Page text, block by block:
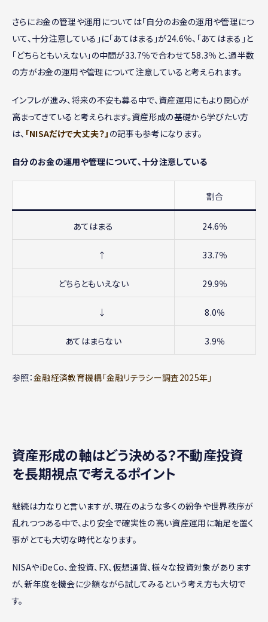
さらにお金の管理や運用については「自分のお金の運用や管理につ
いて、十分注意している」に「あてはまる」が24.6％、「あてはまる」と
「どちらともいえない」の中間が33.7％で合わせて58.3％と、過半数
の方がお金の運用や管理について注意していると考えられます。
インフレが進み、将来の不安も募る中で、資産運用にもより関心が
高まってきていると考えられます。資産形成の基礎から学びたい方
は、 「NISAだけで大丈夫？」 の記事も参考になります。
自分のお金の運用や管理について、十分注意している
割合
あてはまる 24.6％
↑ 33.7％
どちらともいえない 29.9％
↓ 8.0％
あてはまらない 3.9％
参照：金融経済教育機構「金融リテラシー調査2025年」
資産形成の軸はどう決める？不動産投資
を長期視点で考えるポイント
継続は力なりと言いますが、現在のような多くの紛争や世界秩序が
乱れつつある中で、より安全で確実性の高い資産運用に軸足を置く
事がとても大切な時代となります。
NISAやiDeCo、金投資、FX、仮想通貨、様々な投資対象があります
が、新年度を機会に少額ながら試してみるという考え方も大切で
す。